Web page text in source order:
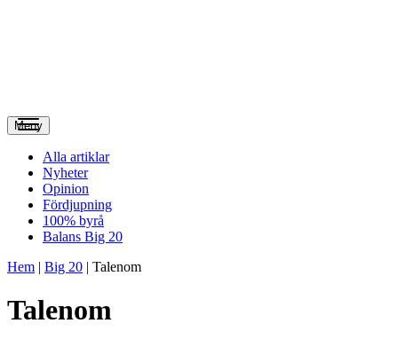
Meny
Alla artiklar
Nyheter
Opinion
Fördjupning
100% byrå
Balans Big 20
Hem | Big 20 | Talenom
Talenom